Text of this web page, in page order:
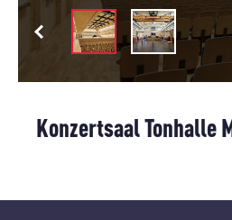
Konzertsaal Tonhalle